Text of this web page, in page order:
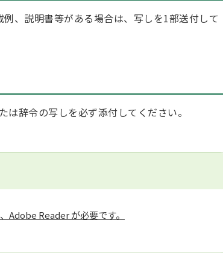
、説明書等がある場合は、写しを1部送付して
辞令の写しを必ず添付してください。
Adobe Reader が必要です。